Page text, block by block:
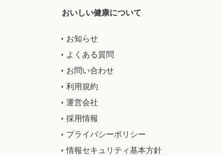
おいしい健康について
お知らせ
よくある質問
お問い合わせ
利用規約
運営会社
採用情報
プライバシーポリシー
情報セキュリティ基本方針